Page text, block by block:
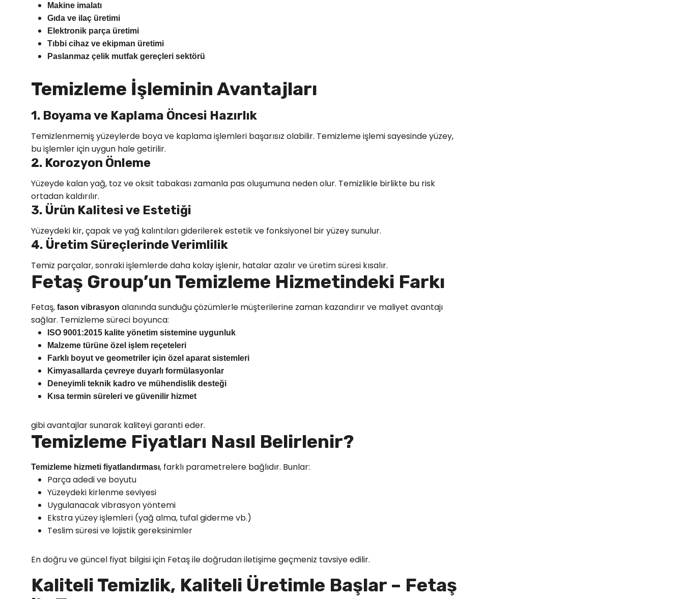
Makine imalatı
Gıda ve ilaç üretimi
Elektronik parça üretimi
Tıbbi cihaz ve ekipman üretimi
Paslanmaz çelik mutfak gereçleri sektörü
Temizleme İşleminin Avantajları
1. Boyama ve Kaplama Öncesi Hazırlık
Temizlenmemiş yüzeylerde boya ve kaplama işlemleri başarısız olabilir. Temizleme işlemi sayesinde yüzey,
bu işlemler için uygun hale getirilir.
2. Korozyon Önleme
Yüzeyde kalan yağ, toz ve oksit tabakası zamanla pas oluşumuna neden olur. Temizlikle birlikte bu risk
ortadan kaldırılır.
3. Ürün Kalitesi ve Estetiği
Yüzeydeki kir, çapak ve yağ kalıntıları giderilerek estetik ve fonksiyonel bir yüzey sunulur.
4. Üretim Süreçlerinde Verimlilik
Temiz parçalar, sonraki işlemlerde daha kolay işlenir, hatalar azalır ve üretim süresi kısalır.
Fetaş Group’un Temizleme Hizmetindeki Farkı
Fetaş, fason vibrasyon alanında sunduğu çözümlerle müşterilerine zaman kazandırır ve maliyet avantajı
sağlar. Temizleme süreci boyunca:
ISO 9001:2015 kalite yönetim sistemine uygunluk
Malzeme türüne özel işlem reçeteleri
Farklı boyut ve geometriler için özel aparat sistemleri
Kimyasallarda çevreye duyarlı formülasyonlar
Deneyimli teknik kadro ve mühendislik desteği
Kısa termin süreleri ve güvenilir hizmet
gibi avantajlar sunarak kaliteyi garanti eder.
Temizleme Fiyatları Nasıl Belirlenir?
Temizleme hizmeti fiyatlandırması, farklı parametrelere bağlıdır. Bunlar:
Parça adedi ve boyutu
Yüzeydeki kirlenme seviyesi
Uygulanacak vibrasyon yöntemi
Ekstra yüzey işlemleri (yağ alma, tufal giderme vb.)
Teslim süresi ve lojistik gereksinimler
En doğru ve güncel fiyat bilgisi için Fetaş ile doğrudan iletişime geçmeniz tavsiye edilir.
Kaliteli Temizlik, Kaliteli Üretimle Başlar – Fetaş